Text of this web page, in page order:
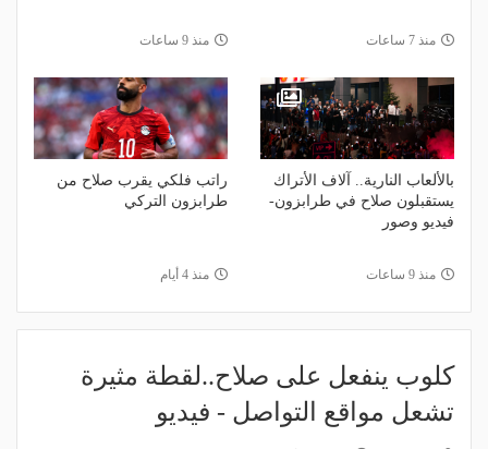
منذ 7 ساعات منذ 9 ساعات
بالألعاب النارية.. آلاف الأتراك
يستقبلون صلاح في طرابزون-
فيديو وصور
منذ 9 ساعات
راتب فلكي يقرب صلاح من
طرابزون التركي
منذ 4 أيام
كلوب ينفعل على صلاح..لقطة مثيرة
تشعل مواقع التواصل - فيديو